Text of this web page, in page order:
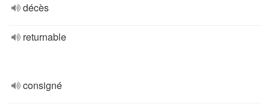
décès
returnable
consigné